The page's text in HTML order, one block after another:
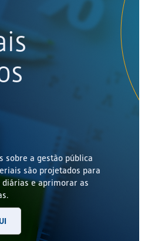
sobre a gestão pública
são projetados para
e aprimorar as